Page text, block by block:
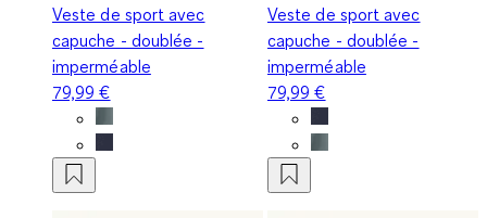
Veste de sport avec
capuche - doublée -
imperméable
79,99 €
Veste de sport avec
capuche - doublée -
imperméable
79,99 €